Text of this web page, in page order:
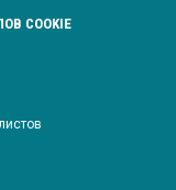
COOKIE